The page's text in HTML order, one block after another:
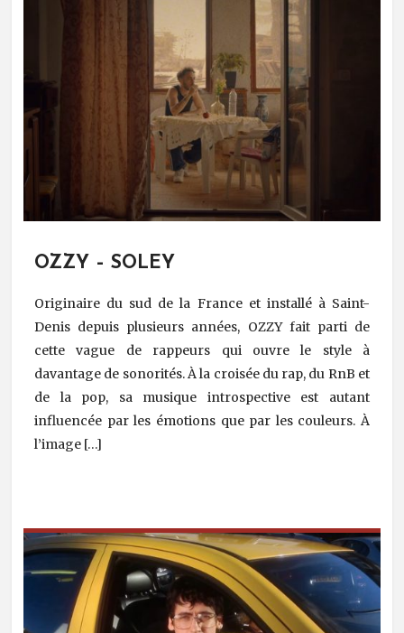
OZZY – SOLEY
Originaire du sud de la France et installé à Saint-
Denis depuis plusieurs années, OZZY fait parti de
cette vague de rappeurs qui ouvre le style à
davantage de sonorités. À la croisée du rap, du RnB et
de la pop, sa musique introspective est autant
influencée par les émotions que par les couleurs. À
l’image […]